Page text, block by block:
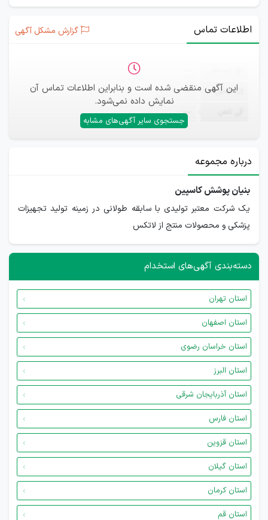
اطلاعات تماس گزارش مشکل آگهی
این آگهی منقضی شده است و بنابراین اطلاعات تماس آن
نمایش داده نمی‌شود.
جستجوی سایر آگهی‌های مشابه
ایمیل —
—
درباره مجموعه
بنیان پوشش کاسپین
یک شرکت معتبر تولیدی با سابقه طولانی در زمینه تولید تجهیزات
پزشکی و محصولات منتج از لاتکس
دسته‌بندی آگهی‌های استخدام
استان تهران
استان اصفهان
استان خراسان رضوی
استان البرز
استان آذربایجان شرقی
استان فارس
استان قزوین
استان گیلان
استان کرمان
استان قم